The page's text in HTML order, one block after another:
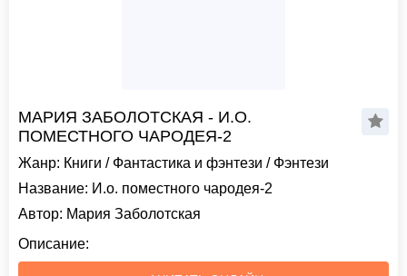
МАРИЯ ЗАБОЛОТСКАЯ - И.О.
ПОМЕСТНОГО ЧАРОДЕЯ-2
Жанр: Книги / Фантастика и фэнтези / Фэнтези
Название: И.о. поместного чародея-2
Автор: Мария Заболотская
Описание: